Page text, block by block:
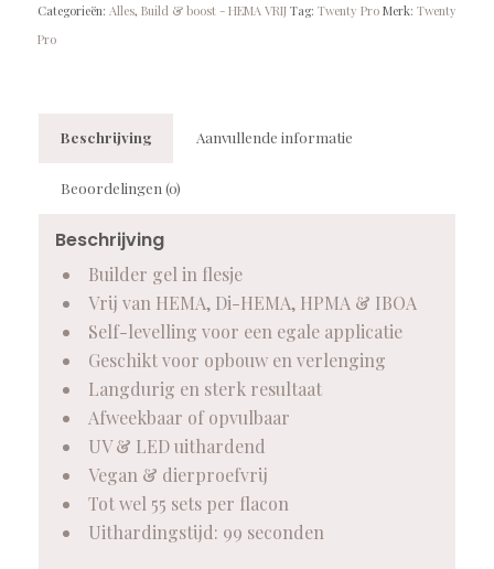
Categorieën: Alles, Build & boost - HEMA VRIJ Tag: Twenty Pro Merk: Twenty
Pro
Beschrijving Aanvullende informatie
Beoordelingen (0)
Beschrijving
Builder gel in flesje
Vrij van HEMA, Di-HEMA, HPMA & IBOA
Self-levelling voor een egale applicatie
Geschikt voor opbouw en verlenging
Langdurig en sterk resultaat
Afweekbaar of opvulbaar
UV & LED uithardend
Vegan & dierproefvrij
Tot wel 55 sets per flacon
Uithardingstijd: 99 seconden